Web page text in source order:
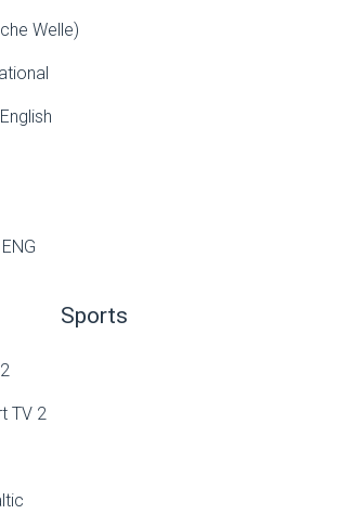
Welle)
Sports
TV 2